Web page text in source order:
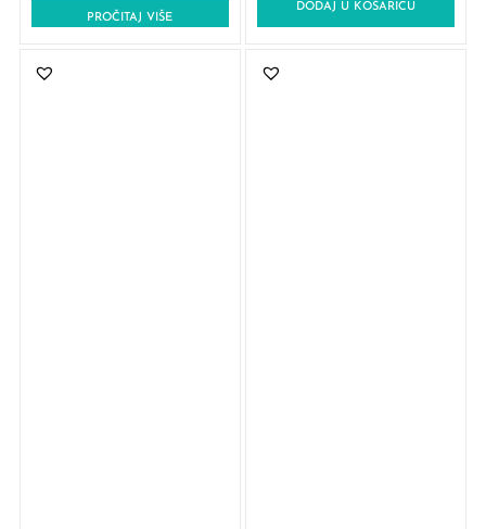
PROČITAJ VIŠE
DODAJ U KOŠARICU